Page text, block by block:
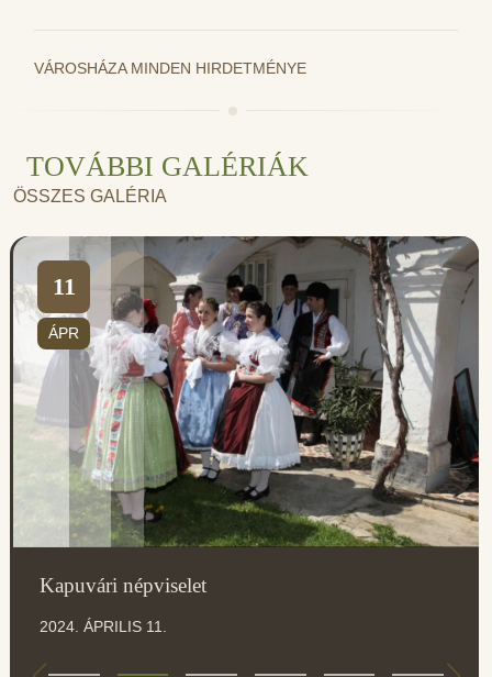
VÁROSHÁZA MINDEN HIRDETMÉNYE
TOVÁBBI GALÉRIÁK
ÖSSZES GALÉRIA
11
ÁPR
Kapuvári népviselet
2024. ÁPRILIS 11.